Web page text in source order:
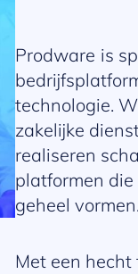
Prodware is
technologie.
zakelijke
realiseren
platformen
geheel vormen.
Met een